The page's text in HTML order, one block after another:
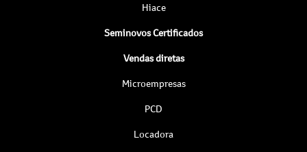
Hiace
Seminovos Certificados
Vendas diretas
Microempresas
PCD
Locadora